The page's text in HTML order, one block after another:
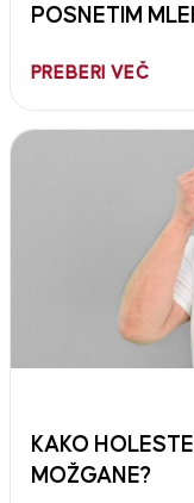
POSNETIM
PREBERI VEČ
KAKO
MOŽGANE?